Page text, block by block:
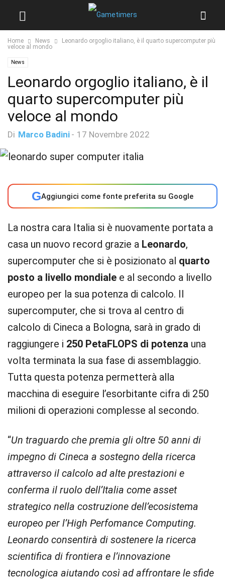
Home News
Leonardo orgoglio italiano, è il quarto supercomputer più
veloce al mondo
News
Leonardo orgoglio italiano, è il
quarto supercomputer più
veloce al mondo
Di Marco Badini - 17 Novembre 2022
GAggiungici come fonte preferita su Google
La nostra cara Italia si è nuovamente portata a
casa un nuovo record grazie a Leonardo,
supercomputer che si è posizionato al quarto
posto a livello mondiale e al secondo a livello
europeo per la sua potenza di calcolo. Il
supercomputer, che si trova al centro di
calcolo di Cineca a Bologna, sarà in grado di
raggiungere i 250 PetaFLOPS di potenza una
volta terminata la sua fase di assemblaggio.
Tutta questa potenza permetterà alla
macchina di eseguire l’esorbitante cifra di 250
milioni di operazioni complesse al secondo.
“Un traguardo che premia gli oltre 50 anni di
impegno di Cineca a sostegno della ricerca
attraverso il calcolo ad alte prestazioni e
conferma il ruolo dell’Italia come asset
strategico nella costruzione dell’ecosistema
europeo per l’High Perfomance Computing.
Leonardo consentirà di sostenere la ricerca
scientifica di frontiera e l’innovazione
tecnologica aiutando così ad affrontare le sfide